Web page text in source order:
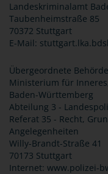
Landeskriminalamt
Taubenheimstraße 85
70372 Stuttgart
E-Mail:
Übergeordnete
Ministerium für
Baden-Württemberg
Abteilung 3 -
Referat 35 - Recht,
Angelegenheiten
Willy-Brandt-Straße 41
70173 Stuttgart
Internet: www.polizei-